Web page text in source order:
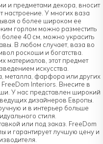
и предметами декора, вносит
настроение. У многих ваза
о более широком ее
горлом можно разместить
40 см, можно украсить
В любом случает, ваза во
роскоши и богатства.
материалов, этот предмет
искусства.
металла, фарфора или других
Interiors. Внесите в
У нас представлен широкий
дизайнеров Европы.
и в интерьер больше
стиля.
или под заказ. FreeDom
и гарантирует лучшую цену и